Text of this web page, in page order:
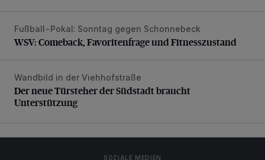
WSV: Comeback, Favoritenfrage und Fitnesszustand
Fußball-Pokal: Sonntag gegen Schonnebeck
WSV: Comeback, Favoritenfrage und Fitnesszustand
Der neue Türsteher der Südstadt braucht Unterstützung
Wandbild in der Viehhofstraße
Der neue Türsteher der Südstadt braucht
Unterstützung
SOZIALE MEDIEN